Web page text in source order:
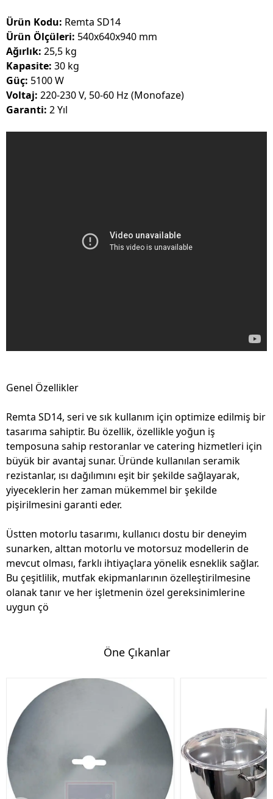
Ürün Kodu: Remta SD14
Ürün Ölçüleri: 540x640x940 mm
Ağırlık: 25,5 kg
Kapasite: 30 kg
Güç: 5100 W
Voltaj: 220-230 V, 50-60 Hz (Monofaze)
Garanti: 2 Yıl
Genel Özellikler
Remta SD14, seri ve sık kullanım için optimize edilmiş bir
tasarıma sahiptir. Bu özellik, özellikle yoğun iş
temposuna sahip restoranlar ve catering hizmetleri için
büyük bir avantaj sunar. Üründe kullanılan seramik
rezistanlar, ısı dağılımını eşit bir şekilde sağlayarak,
yiyeceklerin her zaman mükemmel bir şekilde
pişirilmesini garanti eder.
Üstten motorlu tasarımı, kullanıcı dostu bir deneyim
sunarken, alttan motorlu ve motorsuz modellerin de
mevcut olması, farklı ihtiyaçlara yönelik esneklik sağlar.
Bu çeşitlilik, mutfak ekipmanlarının özelleştirilmesine
olanak tanır ve her işletmenin özel gereksinimlerine
uygun çö
Öne Çıkanlar